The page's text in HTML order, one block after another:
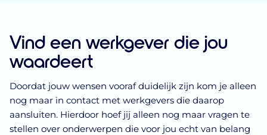
Vind een werkgever die jou
waardeert
Doordat jouw wensen vooraf duidelijk zijn kom je alleen